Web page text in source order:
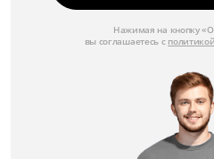
Нажимая на кнопку
вы соглашаетесь с